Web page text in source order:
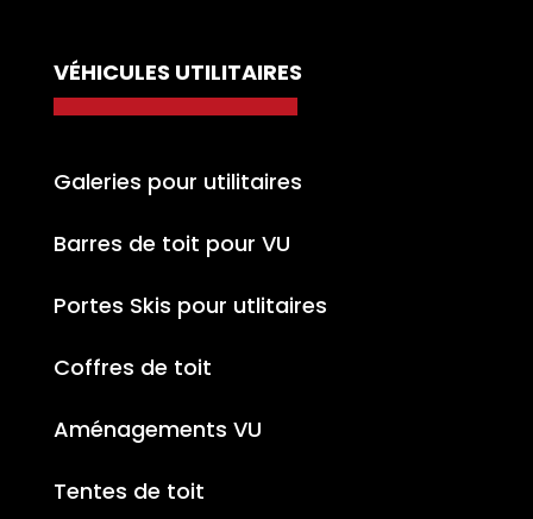
VÉHICULES UTILITAIRES
Galeries pour utilitaires
Barres de toit pour VU
Portes Skis pour utlitaires
Coffres de toit
Aménagements VU
Tentes de toit